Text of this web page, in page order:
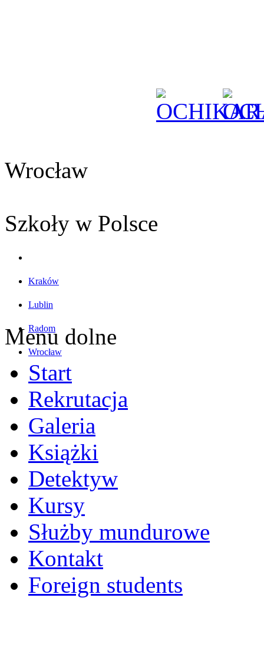
Wrocław
Szkoły w Polsce
Kraków
Lublin
Radom
Wrocław
Menu dolne
Start
Rekrutacja
Galeria
Książki
Detektyw
Kursy
Służby mundurowe
Kontakt
Foreign students